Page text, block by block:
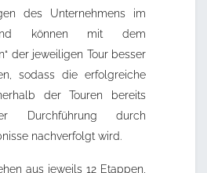
des Unternehmens im
können mit dem
der jeweiligen Tour besser
sodass die erfolgreiche
der Touren bereits
Durchführung durch
nachverfolgt wird.
aus jeweils 12 Etappen,